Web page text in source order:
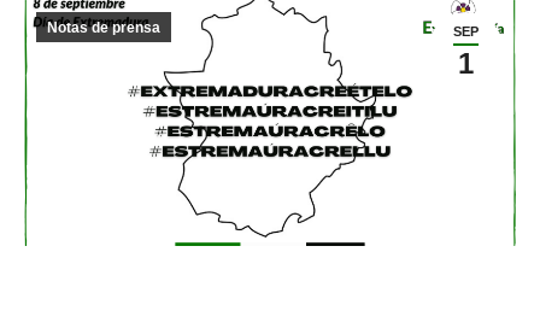
SEP
1
Notas de prensa